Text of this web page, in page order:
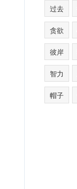
过去
贪欲
彼岸
智力
帽子